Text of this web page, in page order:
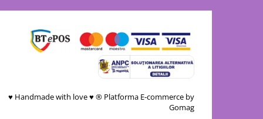
♥ Handmade with love ♥ ® Platforma E-commerce by
Gomag